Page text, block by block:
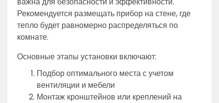
Рекомендуется размещать прибор на стене, где
тепло будет равномерно распределяться по
комнате.
Основные этапы установки включают:
Подбор оптимального места с учетом
вентиляции и мебели
Монтаж кронштейнов или креплений на